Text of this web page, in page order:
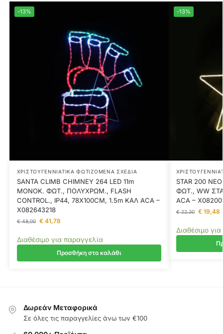
-13%
ΧΡΙΣΤΟΥΓΕΝΝΙΆΤΙΚΑ ΦΩΤΙΖΌΜΕΝΑ ΣΧΈΔΙΑ
SANTA CLIMB CHIMNEY 264 LED 11m
ΜΟΝΟΚ. ΦΩΤ., ΠΟΛΥΧΡΩΜ., FLASH
CONTROL., IP44, 78X100CM, 1.5m ΚΑΛ ACA –
X082643218
€48,00 €41,78
Διαθέσιμο για παραγγελία
Προσθήκη στο καλάθι
-13%
STAR 200
ΦΩΤ., WW
ACA –
€22,30 €19,48
Διαθέσιμο
Δωρεάν Μεταφορικά
Σε όλες τις παραγγελίες άνω των €100